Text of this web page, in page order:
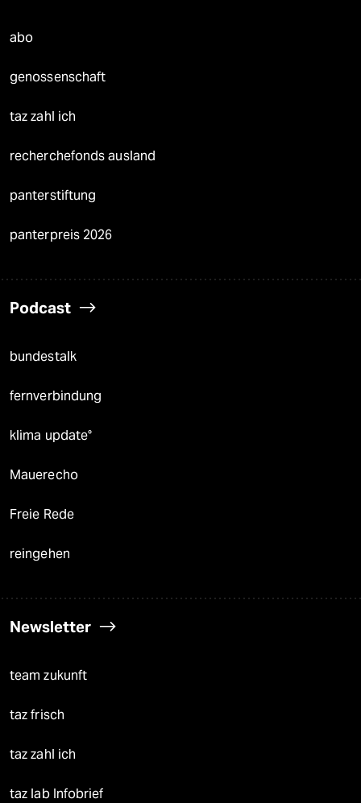
abo
genossenschaft
taz zahl ich
recherchefonds ausland
panterstiftung
panterpreis 2026
Podcast
bundestalk
fernverbindung
klima update°
Mauerecho
Freie Rede
reingehen
Newsletter
team zukunft
taz frisch
taz zahl ich
taz lab Infobrief